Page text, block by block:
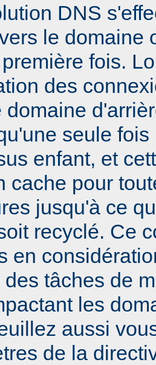
DNS
le domaine
fois.
des
domaine
seule
enfant, et
cache pour
jusqu'à ce
recyclé. Ce
en
des tâches de
les
aussi
de la